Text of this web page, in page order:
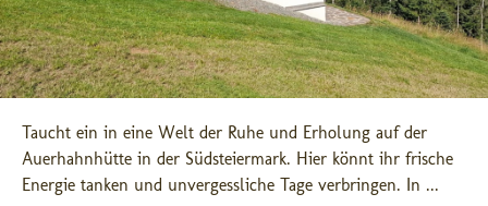
Taucht ein in eine Welt der Ruhe und Erholung auf der
Auerhahnhütte in der Südsteiermark. Hier könnt ihr frische
Energie tanken und unvergessliche Tage verbringen. In ...